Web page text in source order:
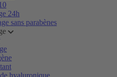
24h
sans parabènes
hyaluronique